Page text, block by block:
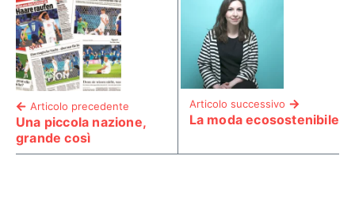
Articolo precedente
Una piccola nazione,
grande così
Articolo successivo
La moda ecosostenibile